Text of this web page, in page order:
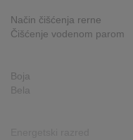
KONTAKT
NA
RATE
Način čišćenja rerne
Čišćenje vodenom parom
Boja
Bela